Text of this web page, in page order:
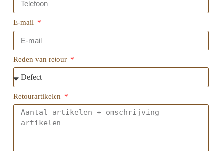
E-mail
Reden van retour
Retourartikelen